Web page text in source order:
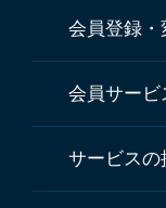
会員登録・
会員サービ
サービスの